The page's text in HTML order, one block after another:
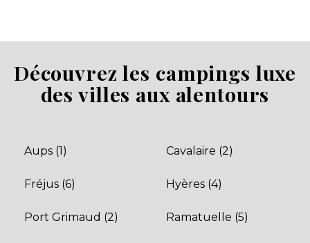
Aucune information tarifaire disponible
Découvrir
Découvrez les campings luxe
des villes aux alentours
Aups (1) Cavalaire (2)
Fréjus (6) Hyères (4)
Port Grimaud (2) Ramatuelle (5)